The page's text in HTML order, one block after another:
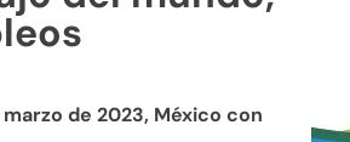
de 2023, México con